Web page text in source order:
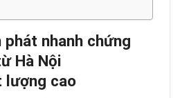
phát nhanh chứng
Hà Nội
lượng cao